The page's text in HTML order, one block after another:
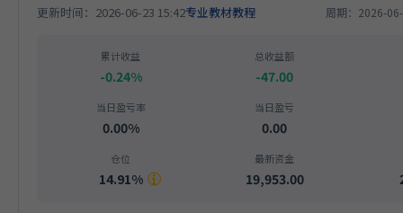
更新时间：2026-06-23 15:42专业教材教程 周期：2026-
累计收益
-0.24%
总收益额
-47.00
当日盈亏率
0.00%
当日盈亏
0.00
仓位
14.91%
最新资金
19,953.00